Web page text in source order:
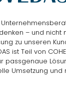
– und
zu unseren
ist Teil von
passgenaue
Umsetzung und